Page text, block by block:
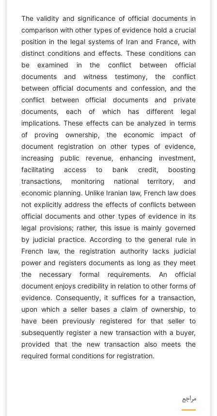
The validity and significance of official documents in
comparison with other types of evidence hold a crucial
position in the legal systems of Iran and France, with
distinct conditions and effects. These conditions can
be examined in the conflict between official
documents and witness testimony, the conflict
between official documents and confession, and the
conflict between official documents and private
documents, each of which has different legal
implications. These effects can be analyzed in terms
of proving ownership, the economic impact of
document registration on other types of evidence,
increasing public revenue, enhancing investment,
facilitating access to bank credit, boosting
transactions, monitoring national territory, and
economic planning. Unlike Iranian law, French law does
not explicitly address the effects of conflicts between
official documents and other types of evidence in its
legal provisions; rather, this issue is mainly governed
by judicial practice. According to the general rule in
French law, the registration authority lacks judicial
power and registers documents as long as they meet
the necessary formal requirements. An official
document enjoys credibility in relation to other forms of
evidence. Consequently, it suffices for a transaction,
upon which a seller bases a claim of ownership, to
have been previously registered for that seller to
subsequently register a new transaction with a buyer,
provided that the new transaction also meets the
required formal conditions for registration.
مراجع